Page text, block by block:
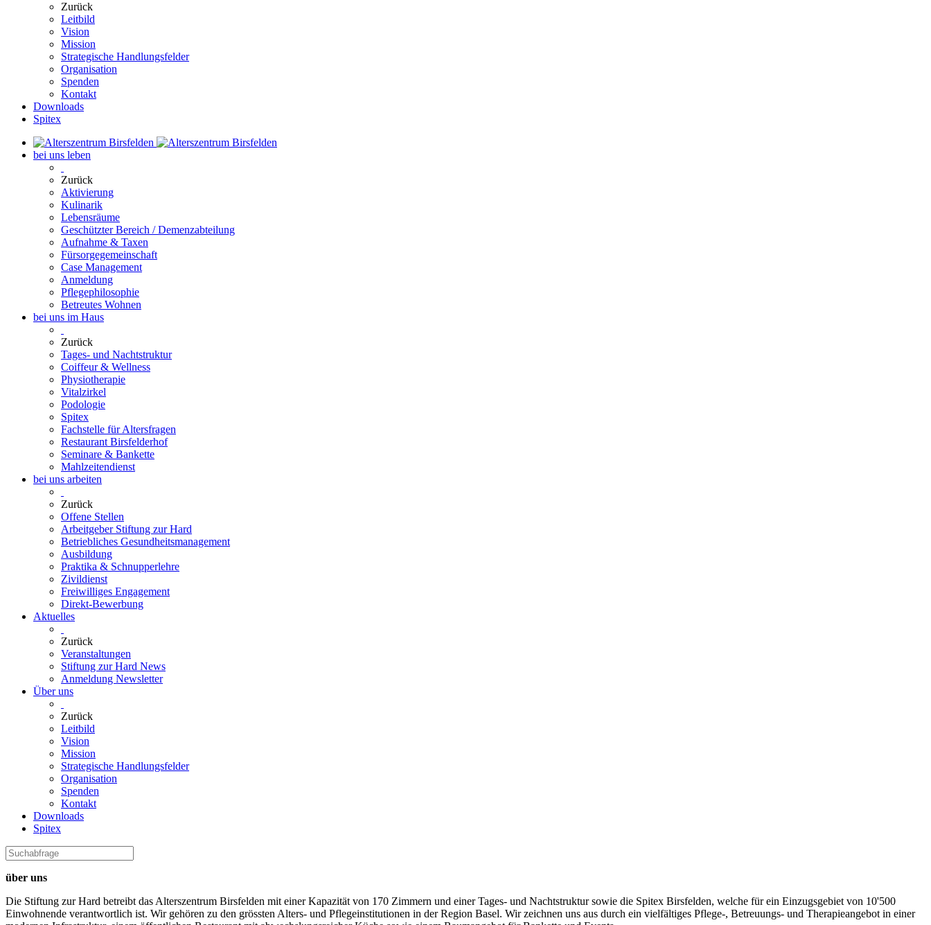
Zurück
Leitbild
Vision
Mission
Strategische Handlungsfelder
Organisation
Spenden
Kontakt
Downloads
Spitex
bei uns leben
Zurück
Aktivierung
Kulinarik
Lebensräume
Geschützter Bereich / Demenzabteilung
Aufnahme & Taxen
Fürsorgegemeinschaft
Case Management
Anmeldung
Pflegephilosophie
Betreutes Wohnen
bei uns im Haus
Zurück
Tages- und Nachtstruktur
Coiffeur & Wellness
Physiotherapie
Vitalzirkel
Podologie
Spitex
Fachstelle für Altersfragen
Restaurant Birsfelderhof
Seminare & Bankette
Mahlzeitendienst
bei uns arbeiten
Zurück
Offene Stellen
Arbeitgeber Stiftung zur Hard
Betriebliches Gesundheitsmanagement
Ausbildung
Praktika & Schnupperlehre
Zivildienst
Freiwilliges Engagement
Direkt-Bewerbung
Aktuelles
Zurück
Veranstaltungen
Stiftung zur Hard News
Anmeldung Newsletter
Über uns
Zurück
Leitbild
Vision
Mission
Strategische Handlungsfelder
Organisation
Spenden
Kontakt
Downloads
Spitex
über uns
Die Stiftung zur Hard betreibt das Alterszentrum Birsfelden mit einer Kapazität von 170 Zimmern und einer Tages- und Nachtstruktur sowie die Spitex Birsfelden, welche für ein Einzugsgebiet von 10'500
Einwohnende verantwortlich ist. Wir gehören zu den grössten Alters- und Pflegeinstitutionen in der Region Basel. Wir zeichnen uns aus durch ein vielfältiges Pflege-, Betreuungs- und Therapieangebot in einer